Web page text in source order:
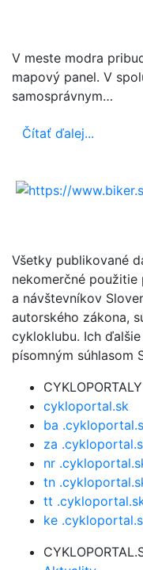
V meste modra
mapový panel. V
samosprávnym…
Čítať ďalej...
Všetky publikované
nekomerčné
a návštevníkov
autorského zákona,
cykloklubu. Ich
písomným súhlasom
CYKLOPORTALY
cykloportal.sk
ba
za
nr
tn
tt
ke